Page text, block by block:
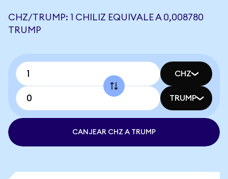
CHZ/TRUMP: 1 CHILIZ EQUIVALE A 0,008780
TRUMP
CHZ
TRUMP
CANJEAR CHZ A TRUMP